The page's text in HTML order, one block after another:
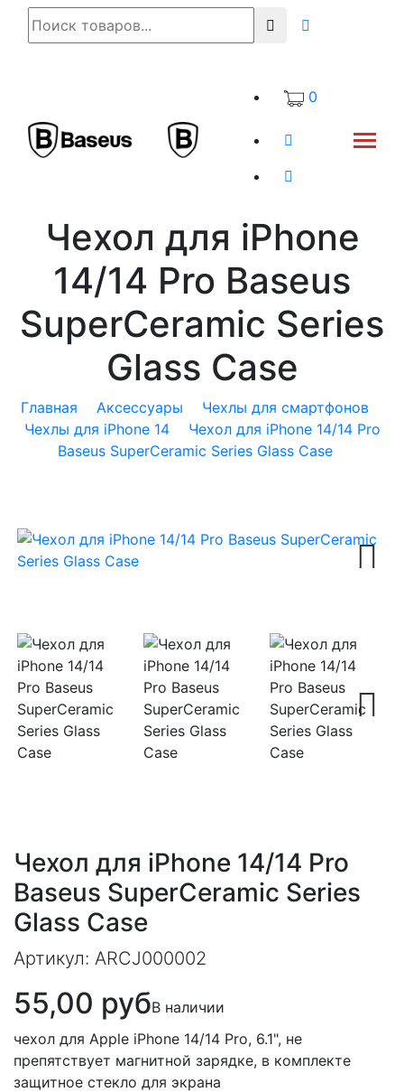
0
Чехол для iPhone
14/14 Pro Baseus
SuperCeramic Series
Glass Case
Главная Аксессуары
Чехлы для смартфонов
Чехлы для iPhone 14
Чехол для iPhone 14/14 Pro
Baseus SuperCeramic Series Glass Case
Чехол для iPhone 14/14 Pro
Baseus SuperCeramic Series
Glass Case
Артикул: ARCJ000002
55,00 рубВ наличии
чехол для Apple iPhone 14/14 Pro, 6.1", не
препятствует магнитной зарядке, в комплекте
защитное стекло для экрана